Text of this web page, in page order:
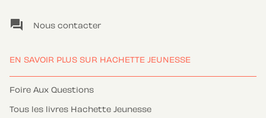
question_answer Nous contacter
EN SAVOIR PLUS SUR HACHETTE JEUNESSE
Foire Aux Questions
Tous les livres Hachette Jeunesse